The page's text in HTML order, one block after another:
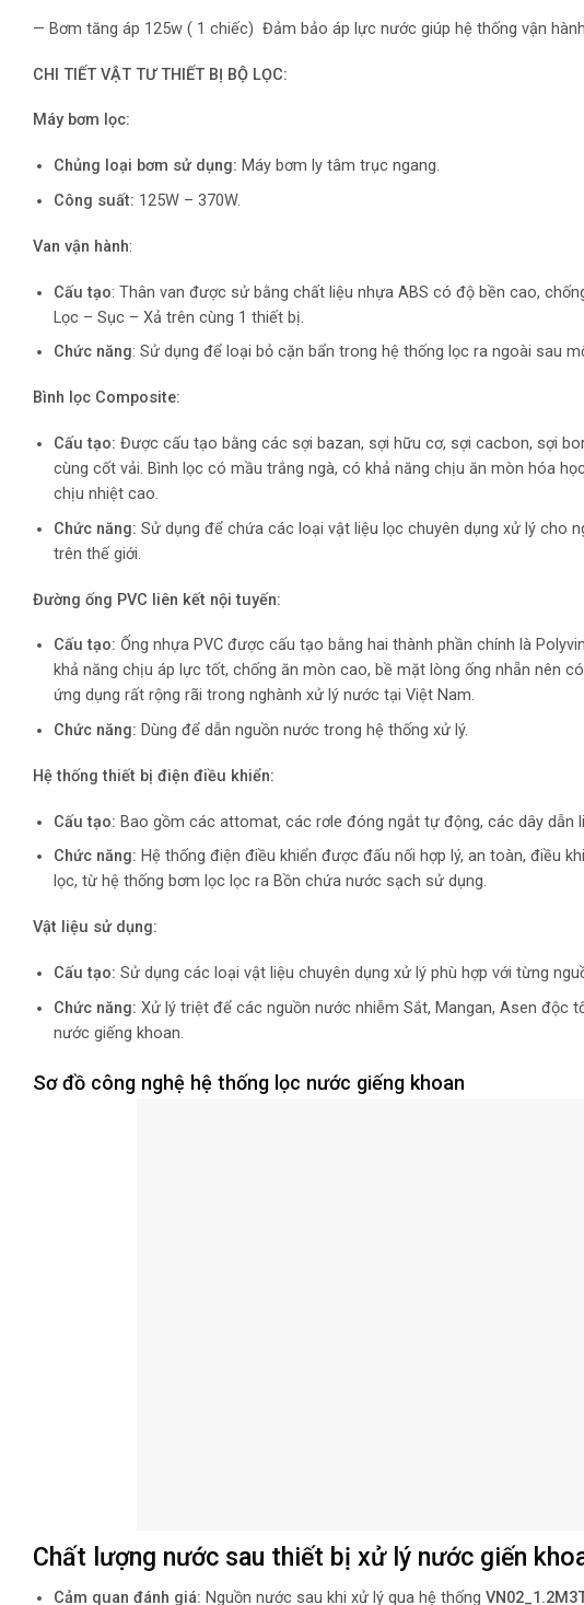
— Bơm tăng áp 125w ( 1 chiếc) Đảm bảo áp lực nước giúp hệ thống vận
CHI TIẾT VẬT TƯ THIẾT BỊ BỘ LỌC:
Máy bơm lọc:
Chủng loại bơm sử dụng: Máy bơm ly tâm trục ngang.
Công suất: 125W – 370W.
Van vận hành:
Cấu tạo: Thân van được sử bằng chất liệu nhựa ABS có độ bền cao,
Lọc – Sục – Xả trên cùng 1 thiết bị.
Chức năng: Sử dụng để loại bỏ cặn bẩn trong hệ thống lọc ra ngoài sau
Bình lọc Composite:
Cấu tạo: Được cấu tạo bằng các sợi bazan, sợi hữu cơ, sợi cacbon, sợi
cùng cốt vải. Bình lọc có mầu trắng ngà, có khả năng chịu ăn mòn hóa
chịu nhiệt cao.
Chức năng: Sử dụng để chứa các loại vật liệu lọc chuyên dụng xử lý cho
trên thế giới.
Đường ống PVC liên kết nội tuyến:
Cấu tạo: Ống nhựa PVC được cấu tạo bằng hai thành phần chính là
khả năng chịu áp lực tốt, chống ăn mòn cao, bề mặt lòng ống nhẵn nên
ứng dụng rất rộng rãi trong nghành xử lý nước tại Việt Nam.
Chức năng: Dùng để dẫn nguồn nước trong hệ thống xử lý.
Hệ thống thiết bị điện điều khiển:
Cấu tạo: Bao gồm các attomat, các rơle đóng ngắt tự động, các dây dẫn
Chức năng: Hệ thống điện điều khiển được đấu nối hợp lý, an toàn, điều
lọc, từ hệ thống bơm lọc lọc ra Bồn chứa nước sạch sử dụng.
Vật liệu sử dụng:
Cấu tạo: Sử dụng các loại vật liệu chuyên dụng xử lý phù hợp với từng
Chức năng: Xử lý triệt để các nguồn nước nhiễm Sắt, Mangan, Asen độc
nước giếng khoan.
Sơ đồ công nghệ hệ thống lọc nước giếng khoan
Chất lượng nước sau thiết bị xử lý nước giến
Cảm quan đánh giá: Nguồn nước sau khi xử lý qua hệ thống